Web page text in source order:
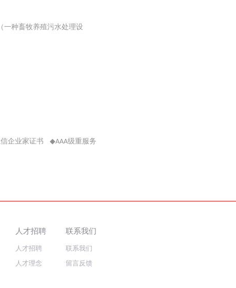
一种畜牧养殖污水处理设
企业家证书 ◆AAA级重服务
人才招聘
人才招聘
人才理念
联系我们
联系我们
留言反馈